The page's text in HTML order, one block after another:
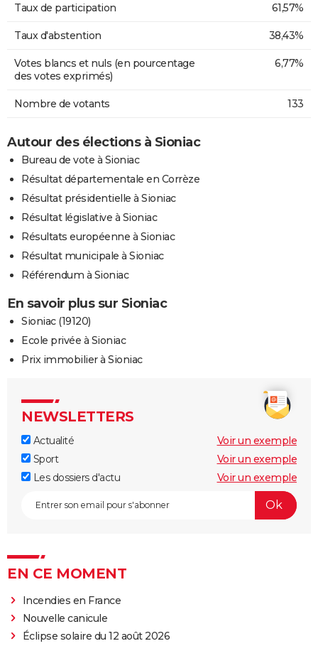
Taux de participation 61,57%
Taux d'abstention 38,43%
Votes blancs et nuls (en pourcentage
des votes exprimés)
6,77%
Nombre de votants 133
Autour des élections à Sioniac
Bureau de vote à Sioniac
Résultat départementale en Corrèze
Résultat présidentielle à Sioniac
Résultat législative à Sioniac
Résultats européenne à Sioniac
Résultat municipale à Sioniac
Référendum à Sioniac
En savoir plus sur Sioniac
Sioniac (19120)
Ecole privée à Sioniac
Prix immobilier à Sioniac
NEWSLETTERS
Actualité
Voir un exemple
Sport
Voir un exemple
Les dossiers d'actu
Voir un exemple
EN CE MOMENT
Incendies en France
Nouvelle canicule
Éclipse solaire du 12 août 2026